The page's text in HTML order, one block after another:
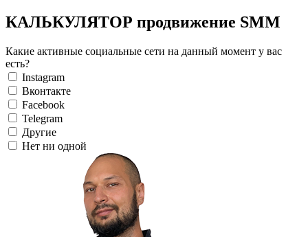
КАЛЬКУЛЯТОР продвижение SMM
Какие активные социальные сети на данный момент у вас
есть?
Instagram
Вконтакте
Facebook
Telegram
Другие
Нет ни одной